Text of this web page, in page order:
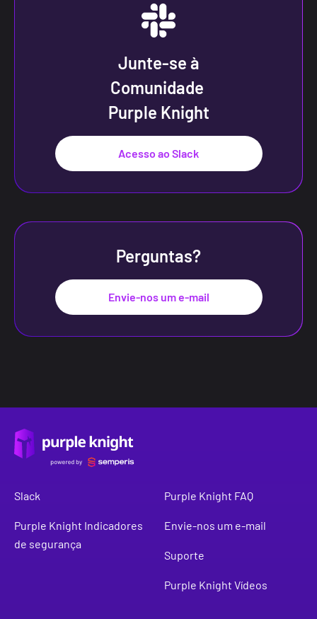
Junte-se à
Comunidade
Purple Knight
Acesso ao Slack
Perguntas?
Envie-nos um e-mail
Slack
Purple Knight Indicadores
de segurança
Purple Knight FAQ
Envie-nos um e-mail
Suporte
Purple Knight Vídeos